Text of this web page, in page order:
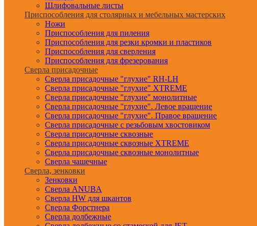
Шлифовальные листы
Приспособления для столярных и мебельных мастерских
Ножи
Приспособления для пиления
Приспособления для резки кромки и пластиков
Приспособления для сверления
Приспособления для фрезерования
Сверла присадочные
Сверла присадочные "глухие" RH-LH
Сверла присадочные "глухие" XTREME
Сверла присадочные "глухие" монолитные
Сверла присадочные "глухие". Левое вращение
Сверла присадочные "глухие". Правое вращение
Сверла присадочные с резьбовым хвостовиком
Сверла присадочные сквозные
Сверла присадочные сквозные XTREME
Сверла присадочные сквозные монолитные
Сверла чашечные
Сверла, зенковки
Зенковки
Сверла ANUBA
Сверла HW для шкантов
Сверла Форстнера
Сверла долбежные